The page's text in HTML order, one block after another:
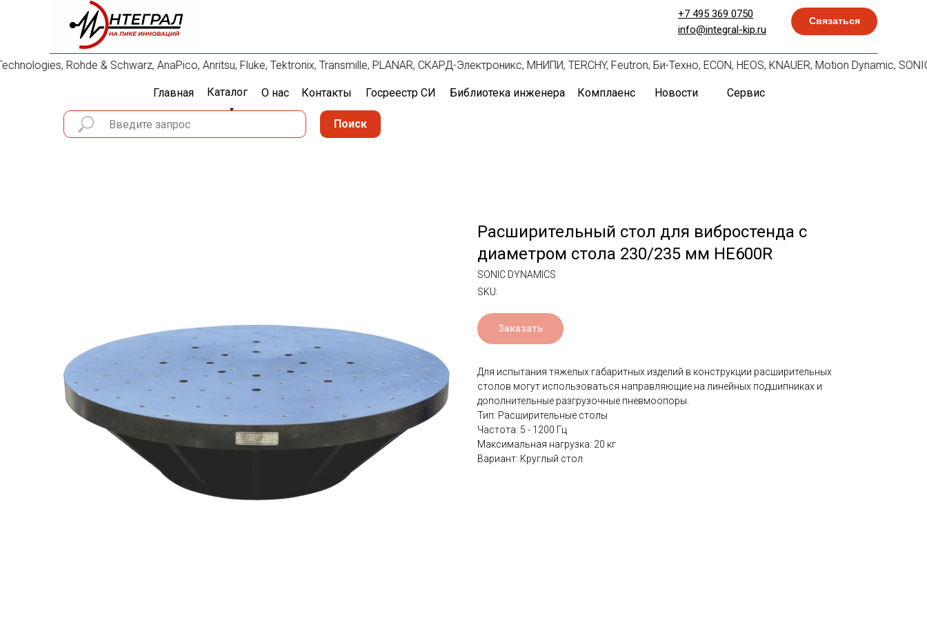
Связаться
+7 495 369 0750
info@integral-kip.ru
Rohde & Schwarz, AnaPico, Anritsu, Fluke, Tektronix, Transmille, PLANAR, СКАРД-Электроникс, МНИПИ, TERCHY, Feutron, Би-Техно, ECON, HEOS, KNAUER, Motion Dynamic, SONIC
Главная Каталог О нас Контакты Госреестр СИ Библиотека инженера Комплаенс Новости Сервис
Поиск
Расширительный стол для вибростенда с
диаметром стола 230/235 мм HE600R
SONIC DYNAMICS
SKU:
Заказать
Для испытания тяжелых габаритных изделий в конструкции расширительных
столов могут использоваться направляющие на линейных подшипниках и
дополнительные разгрузочные пневмоопоры.
Тип: Расширительные столы
Частота: 5 - 1200 Гц
Максимальная нагрузка: 20 кг
Вариант: Круглый стол